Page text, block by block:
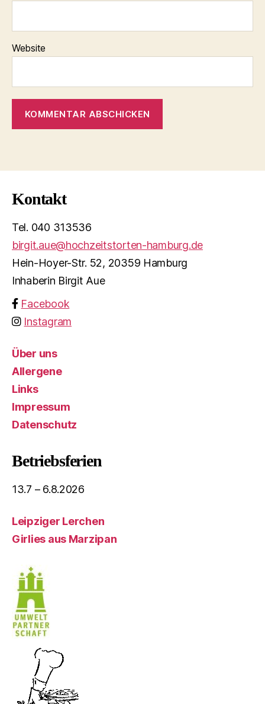
Website
Kontakt
Tel. 040 313536
birgit.aue@hochzeitstorten-hamburg.de
Hein-Hoyer-Str. 52, 20359 Hamburg
Inhaberin Birgit Aue
Facebook
Instagram
Über uns
Allergene
Links
Impressum
Datenschutz
Betriebsferien
13.7 – 6.8.2026
Leipziger Lerchen
Girlies aus Marzipan